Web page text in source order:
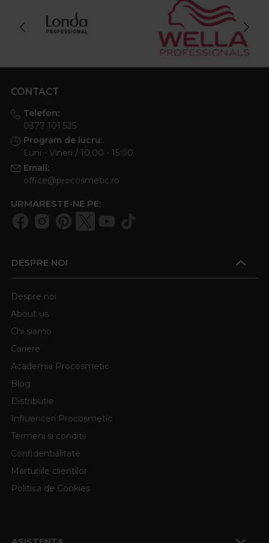
CONTACT
Telefon:
0377 101 525
Program de lucru:
Luni - Vineri / 10:00 - 15:00
Email:
office@procosmetic.ro
URMARESTE-NE PE:
DESPRE NOI
Despre noi
About us
Chi siamo
Cariere
Academia Procosmetic
Blog
Distributie
Influenceri Procosmetic
Termeni si conditii
Confidentialitate
Marturiile clientilor
Politica de Cookies